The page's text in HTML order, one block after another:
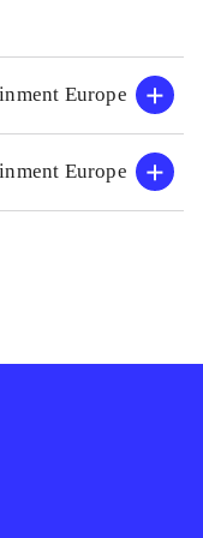
Europe
Europe